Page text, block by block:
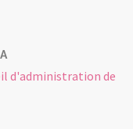
d'administration de